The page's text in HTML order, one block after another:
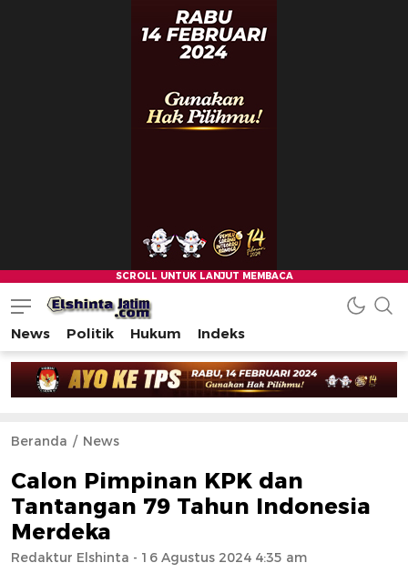
News Politik Hukum Indeks
Beranda News
Calon Pimpinan KPK dan
Tantangan 79 Tahun Indonesia
Merdeka
Redaktur Elshinta - 16 Agustus 2024 4:35 am